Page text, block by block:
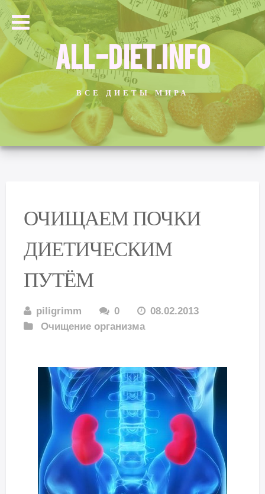
ALL-DIET.INFO
ВСЕ ДИЕТЫ МИРА
ОЧИЩАЕМ ПОЧКИ
ДИЕТИЧЕСКИМ
ПУТЁМ
piligrimm 0
08.02.2013
Очищение организма